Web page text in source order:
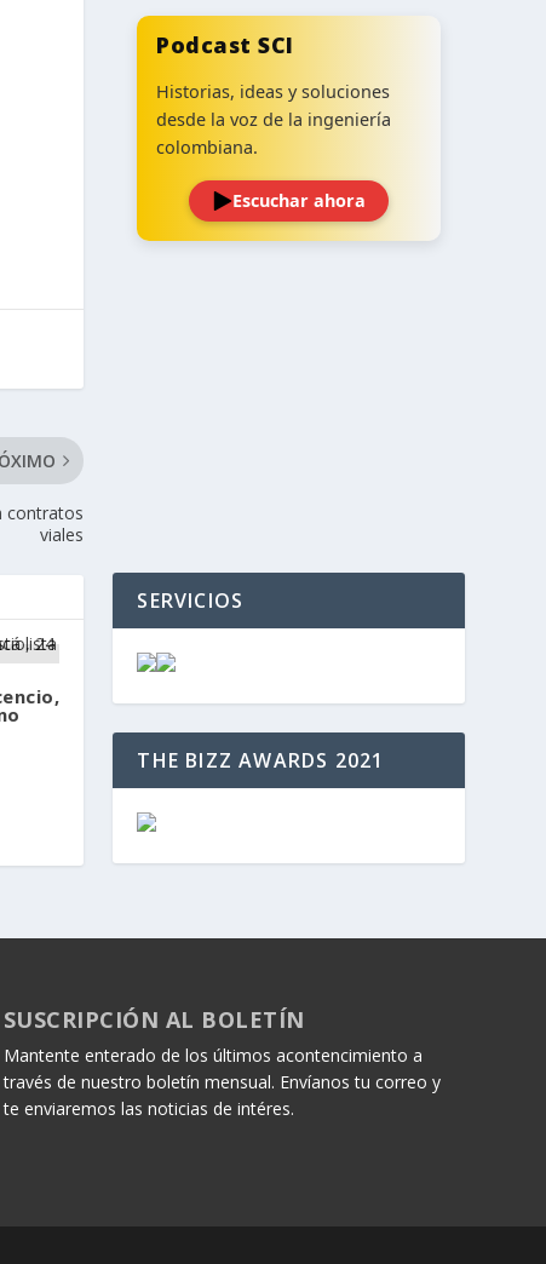
contratos
viales
Podcast SCI
Historias, ideas y soluciones
desde la voz de la ingeniería
colombiana.
Escuchar ahora
SERVICIOS
THE BIZZ AWARDS 2021
SUSCRIPCIÓN AL BOLETÍN
Mantente enterado de los últimos acontencimiento a
través de nuestro boletín mensual. Envíanos tu correo y
te enviaremos las noticias de intéres.